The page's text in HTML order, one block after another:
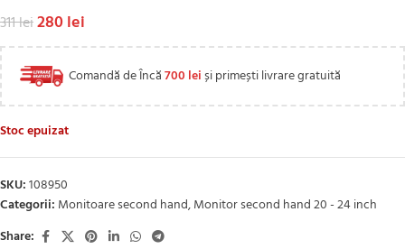
311lei280lei
Comandă de Încă700 leiși primești livrare gratuită
Stoc epuizat
SKU:108950
Categorii: Monitoare second hand,Monitor second hand 20 - 24 inch
Share: